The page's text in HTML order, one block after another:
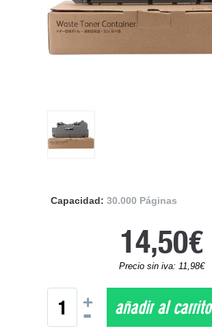
Capacidad: 30.000 Páginas
14,50€
Precio sin iva: 11,98€
+
- añadir al carrito